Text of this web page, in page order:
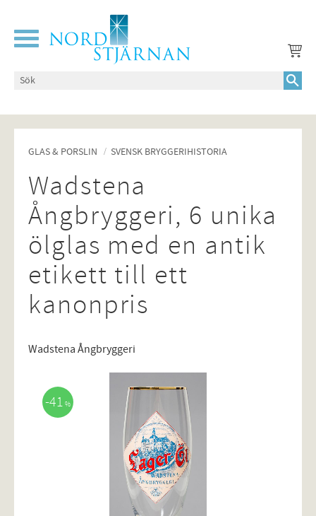
Meny
GLAS & PORSLIN SVENSK BRYGGERIHISTORIA
Wadstena
Ångbryggeri, 6 unika
ölglas med en antik
etikett till ett
kanonpris
Wadstena Ångbryggeri
41 %